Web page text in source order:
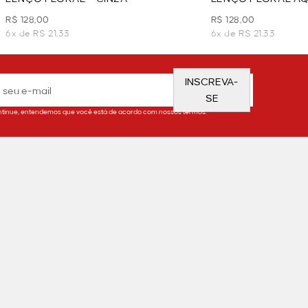
R$ 128,00
6x de R$ 21,33
R$ 128,00
6x de R$ 21,33
INSCREVA-
SE
entendemos que você está de acordo com nossos termos.